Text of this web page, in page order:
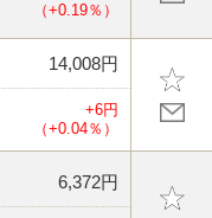
（+0.19％）
14,008円
+6円
（+0.04％）
6,372円